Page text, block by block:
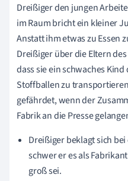
Dreißiger den jungen
im Raum bricht ein kleiner
Anstatt ihm etwas zu Essen
Dreißiger über die Eltern
dass sie ein schwaches
Stoffballen zu
gefährdet, wenn der
Fabrik an die Presse
Dreißiger beklagt sich
schwer er es als
groß sei.